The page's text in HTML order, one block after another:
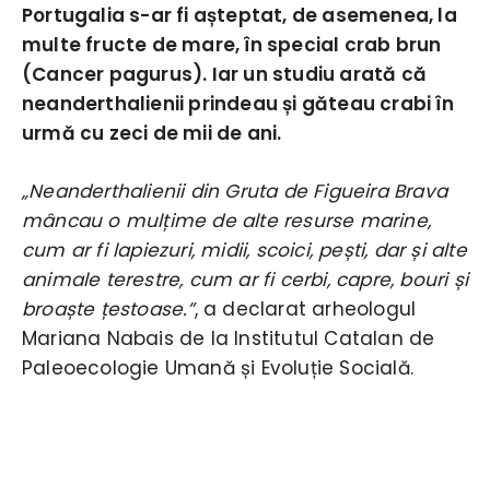
Portugalia s-ar fi așteptat, de asemenea, la
multe fructe de mare, în special crab brun
(Cancer pagurus). Iar un studiu arată că
neanderthalienii prindeau și găteau crabi în
urmă cu zeci de mii de ani.
„Neanderthalienii din Gruta de Figueira Brava
mâncau o mulțime de alte resurse marine,
cum ar fi lapiezuri, midii, scoici, pești, dar și alte
animale terestre, cum ar fi cerbi, capre, bouri și
broaște țestoase.”, a declarat arheologul
Mariana Nabais de la Institutul Catalan de
Paleoecologie Umană și Evoluție Socială.